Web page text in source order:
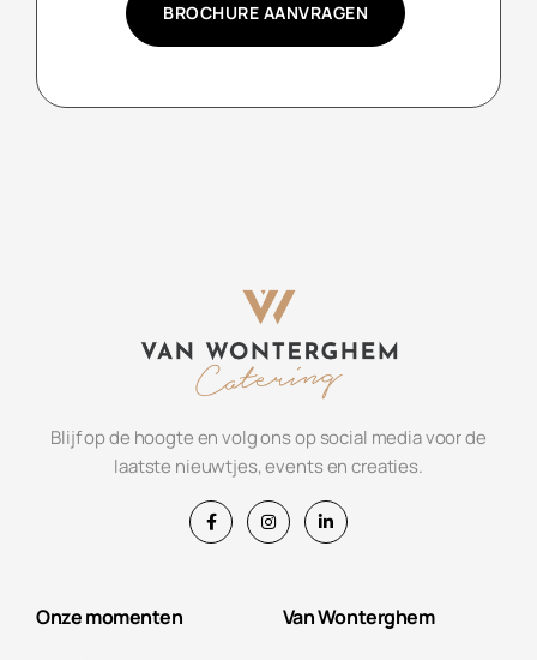
BROCHURE AANVRAGEN
Blijf op de hoogte en volg ons op social media voor de
laatste nieuwtjes, events en creaties.
Onze momenten Van Wonterghem